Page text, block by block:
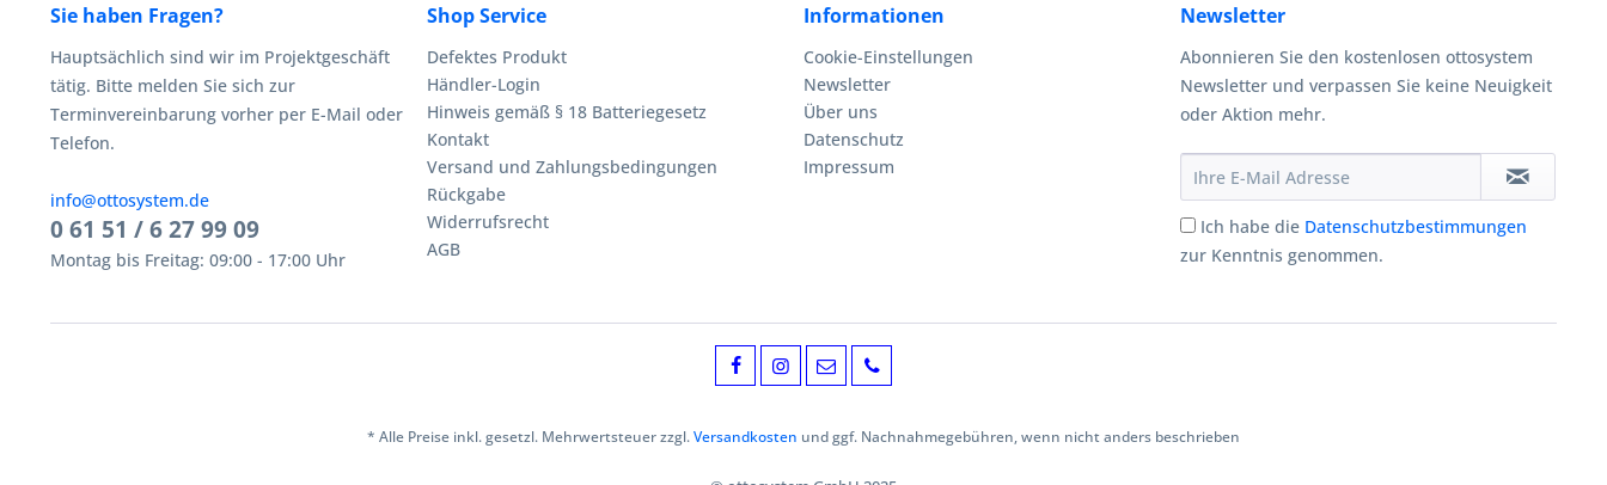
Sie haben Fragen?
Hauptsächlich sind wir im Projektgeschäft
tätig. Bitte melden Sie sich zur
Terminvereinbarung vorher per E-Mail oder
Telefon.
info@ottosystem.de
0 61 51 / 6 27 99 09
Montag bis Freitag: 09:00 - 17:00 Uhr
Shop Service
Defektes Produkt
Händler-Login
Hinweis gemäß § 18 Batteriegesetz
Kontakt
Versand und Zahlungsbedingungen
Rückgabe
Widerrufsrecht
AGB
Informationen
Cookie-Einstellungen
Newsletter
Über uns
Datenschutz
Impressum
Newsletter
Abonnieren Sie den kostenlosen ottosystem
Newsletter und verpassen Sie keine Neuigkeit
oder Aktion mehr.
Ich habe die Datenschutzbestimmungen
zur Kenntnis genommen.
* Alle Preise inkl. gesetzl. Mehrwertsteuer zzgl.Versandkosten und ggf. Nachnahmegebühren, wenn nicht anders beschrieben